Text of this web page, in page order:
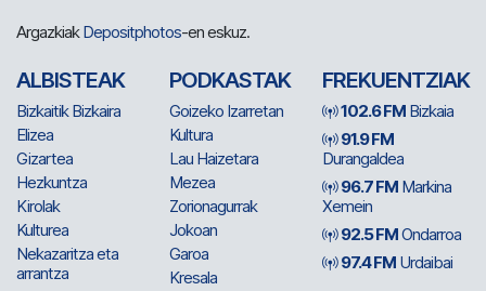
ArgazkiakDepositphotos-en eskuz.
ALBISTEAK
Bizkaitik Bizkaira
Elizea
Gizartea
Hezkuntza
Kirolak
Kulturea
Nekazaritza eta
arrantza
PODKASTAK
Goizeko Izarretan
Kultura
Lau Haizetara
Mezea
Zorionagurrak
Jokoan
Garoa
Kresala
FREKUENTZIAK
102.6 FM Bizkaia
91.9 FM
Durangaldea
96.7 FM Markina
Xemein
92.5 FMOndarroa
97.4 FM Urdaibai